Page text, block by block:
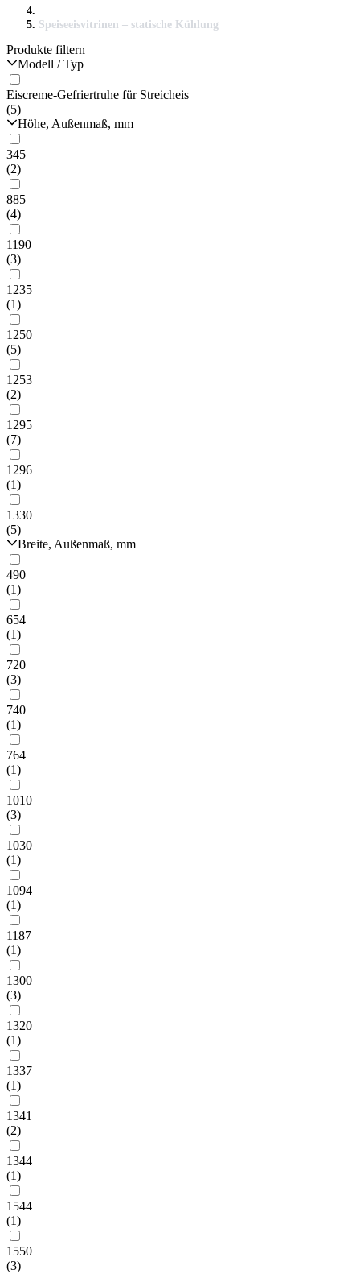
Speiseeisvitrinen – statische Kühlung
Produkte filtern
Modell / Typ
Eiscreme-Gefriertruhe für Streicheis
(5)
Höhe, Außenmaß, mm
345
(2)
885
(4)
1190
(3)
1235
(1)
1250
(5)
1253
(2)
1295
(7)
1296
(1)
1330
(5)
Breite, Außenmaß, mm
490
(1)
654
(1)
720
(3)
740
(1)
764
(1)
1010
(3)
1030
(1)
1094
(1)
1187
(1)
1300
(3)
1320
(1)
1337
(1)
1341
(2)
1344
(1)
1544
(1)
1550
(3)